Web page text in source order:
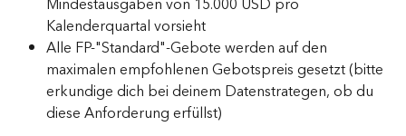
Kalenderquartal vorsieht
Alle FP-"Standard"-Gebote werden auf den
maximalen empfohlenen Gebotspreis gesetzt (bitte
erkundige dich bei deinem Datenstrategen, ob du
diese Anforderung erfüllst)